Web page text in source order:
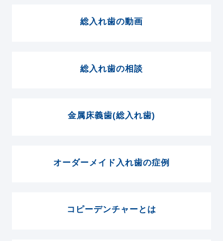
総入れ歯の動画
総入れ歯の相談
金属床義歯(総入れ歯)
オーダーメイド入れ歯の症例
コピーデンチャーとは